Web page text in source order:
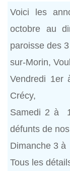
Voici les
octobre au
paroisse des
sur-Morin,
Vendredi
Crécy,
Samedi 2 à
défunts de
Dimanche 3
Tous les